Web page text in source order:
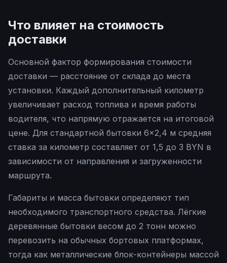
Что влияет на стоимость
доставки
Основной фактор формирования стоимости
доставки — расстояние от склада до места
установки. Каждый дополнительный километр
увеличивает расход топлива и время работы
водителя, что напрямую отражается на итоговой
цене. Для стандартной бытовки 6×2,4 м средняя
ставка за километр составляет от 1,5 до 3 BYN в
зависимости от направления и загруженности
маршрута.
Габариты и масса бытовки определяют тип
необходимого транспортного средства. Лёгкие
деревянные бытовки весом до 2 тонн можно
перевозить на обычных бортовых платформах,
тогда как металлические блок-контейнеры массой